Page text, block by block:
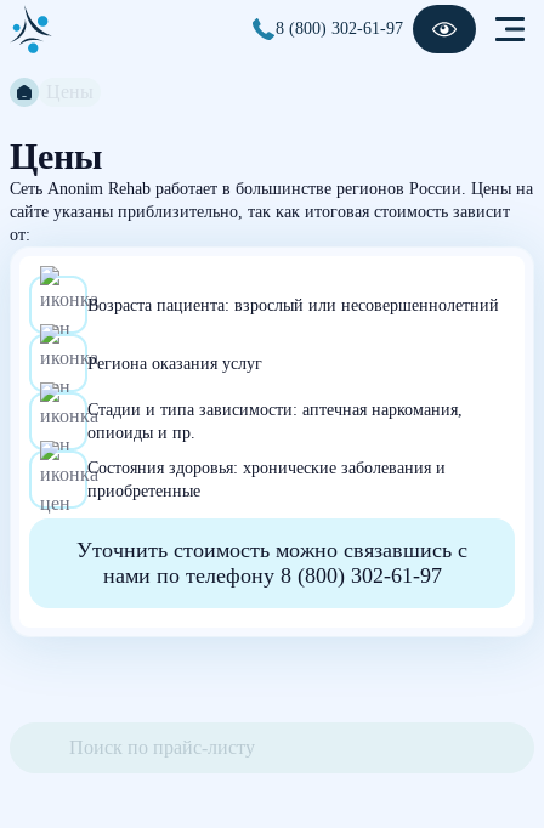
8 (800) 302-61-97
Цены
Сеть Anonim Rehab работает в большинстве регионов России. Цены на
сайте указаны приблизительно, так как итоговая стоимость зависит
от:
Возраста пациента: взрослый или несовершеннолетний
Региона оказания услуг
Стадии и типа зависимости: аптечная наркомания,
опиоиды и пр.
Состояния здоровья: хронические заболевания и
приобретенные
Уточнить стоимость можно связавшись с
нами по телефону 8 (800) 302-61-97